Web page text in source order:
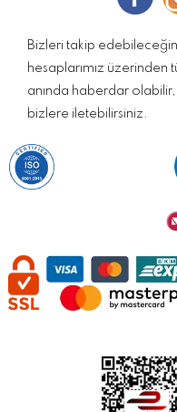
Bizleri takip
hesaplarımız
anında haberdar
bizlere iletebilirsiniz.